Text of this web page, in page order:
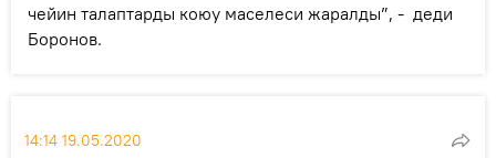
чейин талаптарды коюу маселеси жаралды”, - деди
Боронов.
14:14 19.05.2020